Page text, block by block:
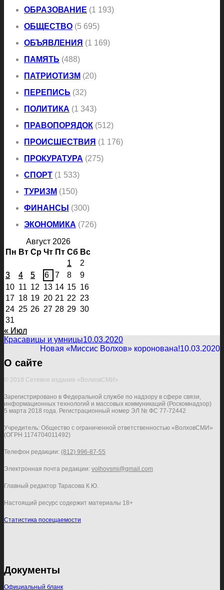
ОБРАЗОВАНИЕ (1 193)
ОБЩЕСТВО (5 695)
ОБЪЯВЛЕНИЯ (1 169)
ПАМЯТЬ (488)
ПАТРИОТИЗМ (20)
ПЕРЕПИСЬ (32)
ПОЛИТИКА (1 343)
ПРАВОПОРЯДОК (512)
ПРОИСШЕСТВИЯ (1 176)
ПРОКУРАТУРА (275)
СПОРТ (1 533)
ТУРИЗМ (150)
ФИНАНСЫ (300)
ЭКОНОМИКА (726)
Август 2026
Пн Вт Ср Чт Пт Сб Вс
1
2
3
4 5 6 7 8
9
10 11 12 13 14 15 16
17 18 19 20 21 22 23
24 25 26 27 28 29 30
31
« Июл
Красавицы и умницы10.03.2020
Новая «Миссис Волхов» коронована!10.03.2020
О сайте
© 2018 Сетевое издание «ВолховСМИ»
Зарегистрировано в Федеральной службе по надзору в сфере связи,
информационных технологий и массовых коммуникаций (Роскомнадзор)
5 марта 2018 года. Регистрационный номер ЭЛ № ФС 77-72442
Учредитель: Общество с ограниченной ответственностью «ВолховСМИ»
(ОГРН 1174704011492)
Телефон редакции: (812) 996-87-55
Электронная почта редакции: volhovsmi@gmail.com
Главный редактор Тарасова К.Ю.
Настоящий ресурс содержит материалы 18+
Статистика посещаемости
Документы
Официальный бланк